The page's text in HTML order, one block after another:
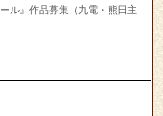
ル』作品募集（九電・熊日主